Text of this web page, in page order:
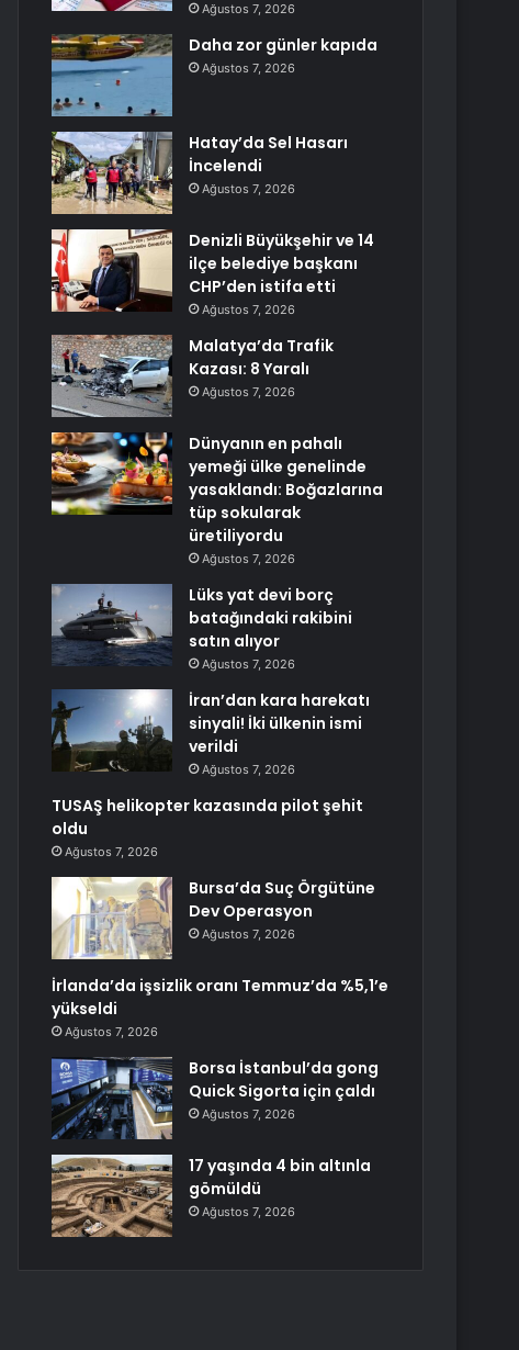
Ağustos 7, 2026
Daha zor günler kapıda
Ağustos 7, 2026
Hatay’da Sel Hasarı
İncelendi
Ağustos 7, 2026
Denizli Büyükşehir ve 14
ilçe belediye başkanı
CHP’den istifa etti
Ağustos 7, 2026
Malatya’da Trafik
Kazası: 8 Yaralı
Ağustos 7, 2026
Dünyanın en pahalı
yemeği ülke genelinde
yasaklandı: Boğazlarına
tüp sokularak
üretiliyordu
Ağustos 7, 2026
Lüks yat devi borç
batağındaki rakibini
satın alıyor
Ağustos 7, 2026
İran’dan kara harekatı
sinyali! İki ülkenin ismi
verildi
Ağustos 7, 2026
TUSAŞ helikopter kazasında pilot şehit
oldu
Ağustos 7, 2026
Bursa’da Suç Örgütüne
Dev Operasyon
Ağustos 7, 2026
İrlanda’da işsizlik oranı Temmuz’da %5,1’e
yükseldi
Ağustos 7, 2026
Borsa İstanbul’da gong
Quick Sigorta için çaldı
Ağustos 7, 2026
17 yaşında 4 bin altınla
gömüldü
Ağustos 7, 2026